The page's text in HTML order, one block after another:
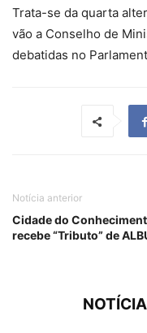
Trata-se da quarta
vão a Conselho de
debatidas no
Notícia anterior
Cidade do
recebe “Tributo” de